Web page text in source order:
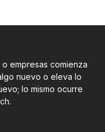
empresas comienza
nuevo o eleva lo
lo mismo ocurre